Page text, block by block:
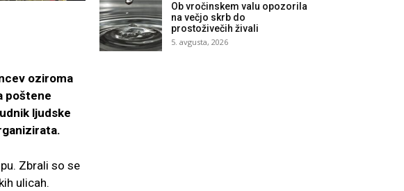
oziroma
poštene
ljudske
Zbrali so se
ulicah.
Ob vročinskem valu opozorila
na večjo skrb do
prostoživečih živali
5. avgusta, 2026